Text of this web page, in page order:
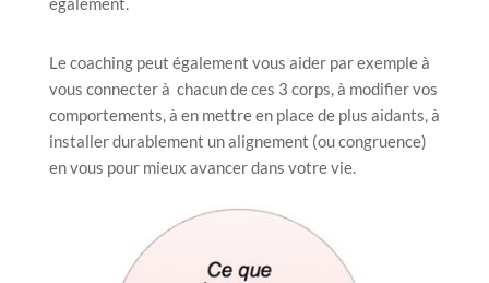
Le coaching peut également vous aider par exemple à
vous connecter à chacun de ces 3 corps, à modifier vos
comportements, à en mettre en place de plus aidants, à
installer durablement un alignement (ou congruence)
en vous pour mieux avancer dans votre vie.